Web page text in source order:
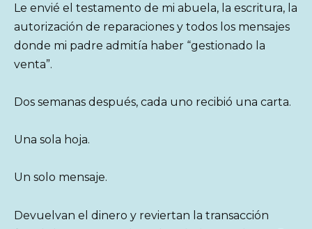
Le envié el testamento de mi abuela, la escritura, la
autorización de reparaciones y todos los mensajes
donde mi padre admitía haber “gestionado la
venta”.
Dos semanas después, cada uno recibió una carta.
Una sola hoja.
Un solo mensaje.
Devuelvan el dinero y reviertan la transacción